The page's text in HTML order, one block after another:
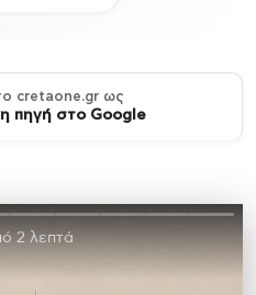
cretaone.gr ως
πηγή στο Google
2 λεπτά